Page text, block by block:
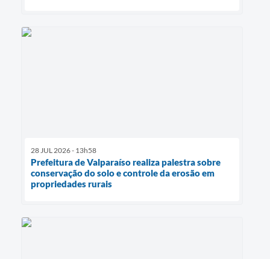
28 JUL 2026 - 13h58
Prefeitura de Valparaíso realiza palestra sobre
conservação do solo e controle da erosão em
propriedades rurais